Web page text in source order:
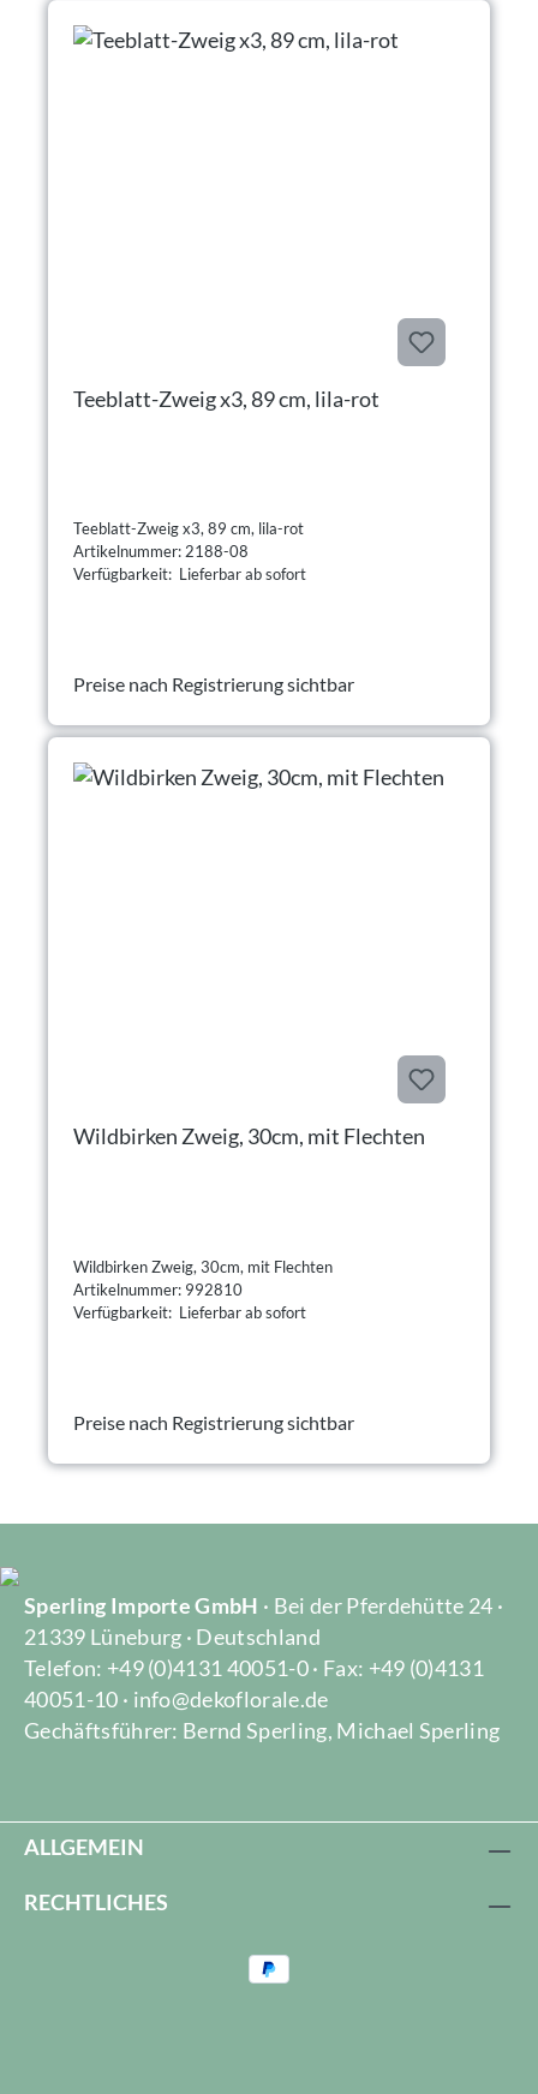
Teeblatt-Zweig x3, 89 cm, lila-rot
Teeblatt-Zweig x3, 89 cm, lila-rot
Artikelnummer: 2188-08
Verfügbarkeit: Lieferbar ab sofort
Preise nach Registrierung sichtbar
Wildbirken Zweig, 30cm, mit Flechten
Wildbirken Zweig, 30cm, mit Flechten
Artikelnummer: 992810
Verfügbarkeit: Lieferbar ab sofort
Preise nach Registrierung sichtbar
Sperling Importe GmbH · Bei der Pferdehütte 24 ·
21339 Lüneburg · Deutschland
Telefon: +49 (0)4131 40051-0 · Fax: +49 (0)4131
40051-10 · info@dekoflorale.de
Gechäftsführer: Bernd Sperling, Michael Sperling
ALLGEMEIN
RECHTLICHES